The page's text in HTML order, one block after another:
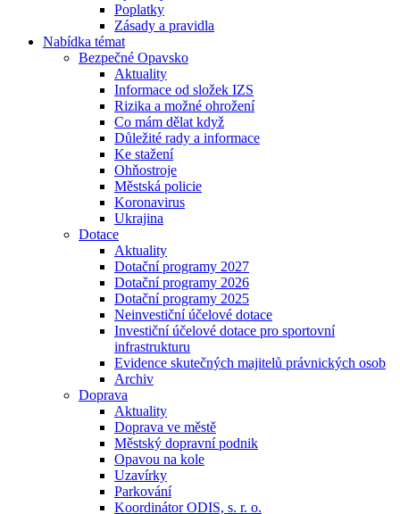
Poplatky
Zásady a pravidla
Nabídka témat
Bezpečné Opavsko
Aktuality
Informace od složek IZS
Rizika a možné ohrožení
Co mám dělat když
Důležité rady a informace
Ke stažení
Ohňostroje
Městská policie
Koronavirus
Ukrajina
Dotace
Aktuality
Dotační programy 2027
Dotační programy 2026
Dotační programy 2025
Neinvestiční účelové dotace
Investiční účelové dotace pro sportovní
infrastrukturu
Evidence skutečných majitelů právnických osob
Archiv
Doprava
Aktuality
Doprava ve městě
Městský dopravní podnik
Opavou na kole
Uzavírky
Parkování
Koordinátor ODIS, s. r. o.